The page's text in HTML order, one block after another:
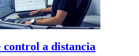
control a distancia